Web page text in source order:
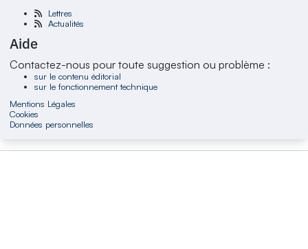
Lettres
Actualités
Aide
Contactez-nous pour toute suggestion ou problème :
sur le contenu éditorial
sur le fonctionnement technique
Mentions Légales
Cookies
Données personnelles